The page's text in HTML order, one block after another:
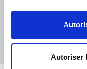
Autoriser